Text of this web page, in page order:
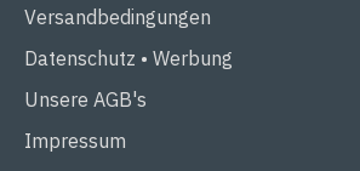
Versandbedingungen
Datenschutz • Werbung
Unsere AGB's
Impressum